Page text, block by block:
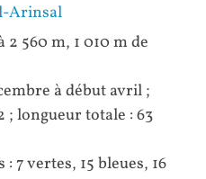
Arinsal
2 560 m, 1 010 m de
à début avril ;
; longueur totale : 63
7 vertes, 15 bleues, 16